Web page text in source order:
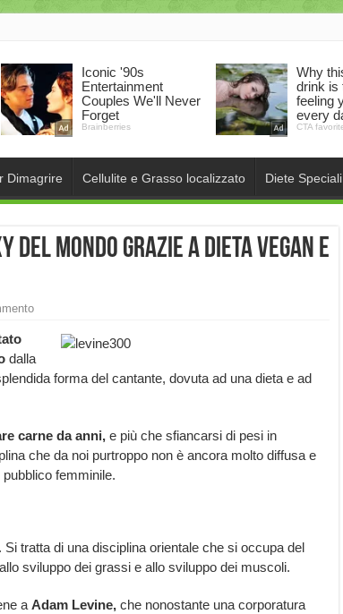
Dimagrire Cellulite e Grasso localizzato Diete Speciali
del mondo grazie a dieta vegan e
dalla
forma del cantante, dovuta ad una dieta e ad
carne da anni, e più che sfiancarsi di pesi in
che da noi purtroppo non è ancora molto diffusa e
femminile.
tratta di una disciplina orientale che si occupa del
sviluppo dei grassi e allo sviluppo dei muscoli.
a Adam Levine, che nonostante una corporatura